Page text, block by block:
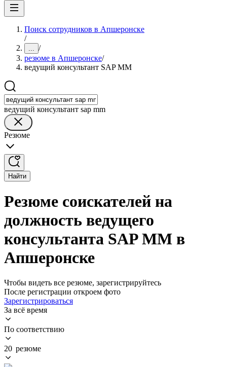
Поиск сотрудников в Апшеронске
/
... /
резюме в Апшеронске/
ведущий консультант SAP MM
ведущий консультант sap mm
Резюме
Найти
Резюме соискателей на
должность ведущего
консультанта SAP MM в
Апшеронске
Чтобы видеть все резюме, зарегистрируйтесь
После регистрации откроем фото
Зарегистрироваться
За всё время
По соответствию
20 резюме